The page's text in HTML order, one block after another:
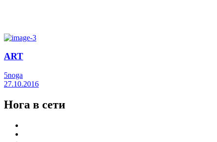
ART
5noga
27.10.2016
Нога в сети